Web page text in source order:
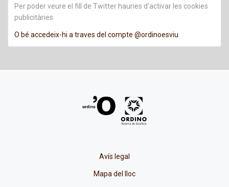
Per poder veure el fill de Twitter hauries d'activar les cookies
publicitàries
O bé accedeix-hi a traves del compte @ordinoesviu
Avís legal
Mapa del lloc